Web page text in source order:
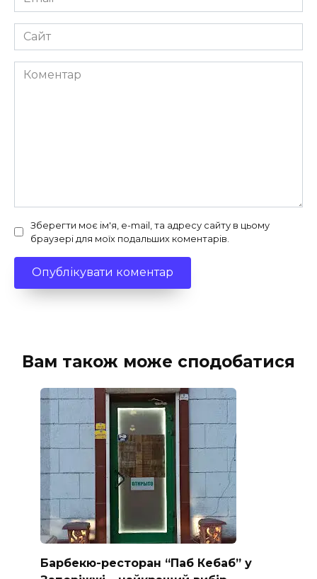
*
Сайт
Коментар
Зберегти моє ім'я, e-mail, та адресу сайту в цьому
браузері для моїх подальших коментарів.
Вам також може сподобатися
Барбекю-ресторан “Паб Кебаб” у